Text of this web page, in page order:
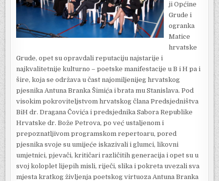
ji Općine
Grude i
ogranka
Matice
hrvatske
Grude, opet su opravdali reputaciju najstarije i
najkvalitetnije kulturno – poetske manifestacije u B i H pa i
šire, koja se održava u čast najomiljenijeg hrvatskog
pjesnika Antuna Branka Šimića i brata mu Stanislava. Pod
visokim pokroviteljstvom hrvatskog člana Predsjedništva
BiH dr. Dragana Čovića i predsjednika Sabora Republike
Hrvatske dr. Bože Petrova, po već ustaljenom i
prepoznatljivom programskom repertoaru, pored
pjesnika svoje su umijeće iskazivali i glumci, likovni
umjetnici, pjevači, kritičari različitih generacija i opet su u
svoj koloplet lijepih misli, riječi, slika i pokreta uvezali sva
mjesta kratkog življenja poetskog virtuoza Antuna Branka